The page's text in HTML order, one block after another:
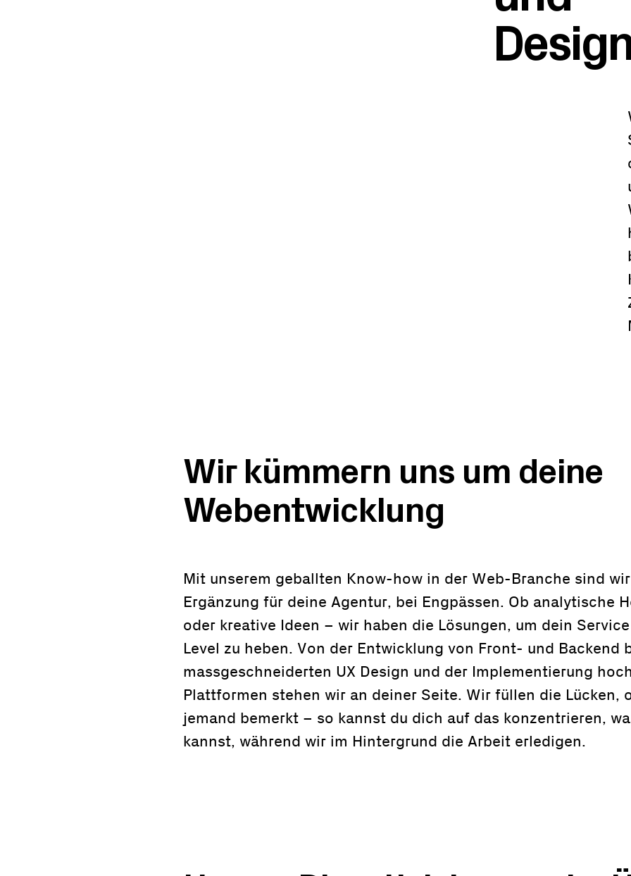
Wir kümmern uns um deine
Webentwicklung
Mit unserem geballten Know-how in der Web-Branche sind
Ergänzung für deine Agentur, bei Engpässen. Ob analytische
oder kreative Ideen – wir haben die Lösungen, um dein
Level zu heben. Von der Entwicklung von Front- und Backend
massgeschneiderten UX Design und der Implementierung
Plattformen stehen wir an deiner Seite. Wir füllen die Lücken,
jemand bemerkt – so kannst du dich auf das konzentrieren,
kannst, während wir im Hintergrund die Arbeit erledigen.